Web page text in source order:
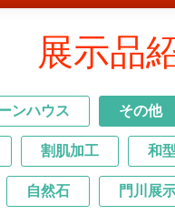
展示品
ンハウス その他
割肌加工 和
自然石 門川展